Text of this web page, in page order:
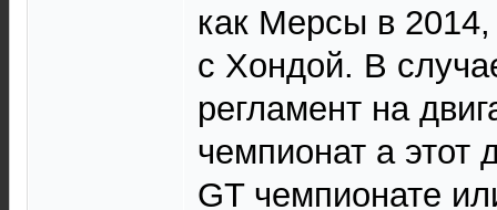
как Мерсы в 2014,
с Хондой. В
регламент на
чемпионат а этот
GT чемпионате